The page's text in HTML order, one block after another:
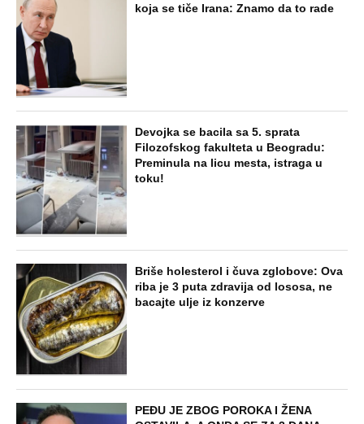
koja se tiče Irana: Znamo da to rade
Devojka se bacila sa 5. sprata
Filozofskog fakulteta u Beogradu:
Preminula na licu mesta, istraga u
toku!
Briše holesterol i čuva zglobove: Ova
riba je 3 puta zdravija od lososa, ne
bacajte ulje iz konzerve
PEĐU JE ZBOG POROKA I ŽENA